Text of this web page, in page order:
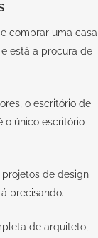
comprar uma casa
está a procura de
o escritório de
é o único escritório
de design
precisando.
de arquiteto,